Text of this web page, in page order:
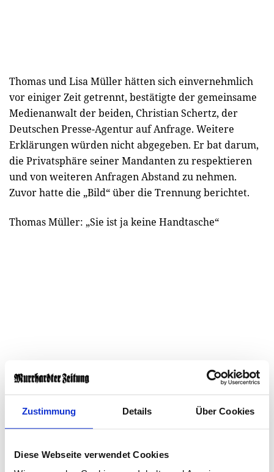
Zustimmung Details Über Cookies
Diese Webseite verwendet Cookies
Thomas und Lisa Müller hätten sich einvernehmlich
vor einiger Zeit getrennt, bestätigte der gemeinsame
Medienanwalt der beiden, Christian Schertz, der
Deutschen Presse-Agentur auf Anfrage. Weitere
Erklärungen würden nicht abgegeben. Er bat darum,
die Privatsphäre seiner Mandanten zu respektieren
und von weiteren Anfragen Abstand zu nehmen.
Zuvor hatte die „Bild“ über die Trennung berichtet.
Thomas Müller: „Sie ist ja keine Handtasche“